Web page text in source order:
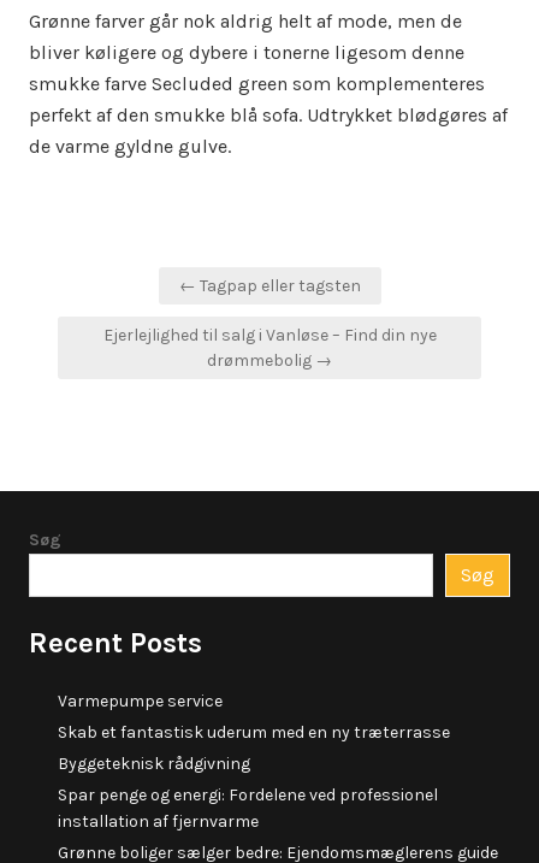
Grønne farver går nok aldrig helt af mode, men de
bliver køligere og dybere i tonerne ligesom denne
smukke farve Secluded green som komplementeres
perfekt af den smukke blå sofa. Udtrykket blødgøres af
de varme gyldne gulve.
Indlægsnavigation
← Tagpap eller tagsten
Ejerlejlighed til salg i Vanløse – Find din nye
drømmebolig →
Søg
Søg
Recent Posts
Varmepumpe service
Skab et fantastisk uderum med en ny træterrasse
Byggeteknisk rådgivning
Spar penge og energi: Fordelene ved professionel
installation af fjernvarme
Grønne boliger sælger bedre: Ejendomsmæglerens guide